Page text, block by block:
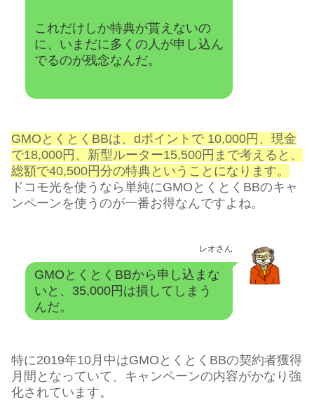
これだけしか特典が貰えないの
に、いまだに多くの人が申し込ん
でるのが残念なんだ。
GMOとくとくBBは、dポイントで 10,000円、現金
で18,000円、新型ルーター15,500円まで考えると、
総額で40,500円分の特典ということになります。
ドコモ光を使うなら単純にGMOとくとくBBのキャ
ンペーンを使うのが一番お得なんですよね。
レオさん
GMOとくとくBBから申し込まな
いと、35,000円は損してしまう
んだ。
特に2019年10月中はGMOとくとくBBの契約者獲得
月間となっていて、キャンペーンの内容がかなり強
化されています。